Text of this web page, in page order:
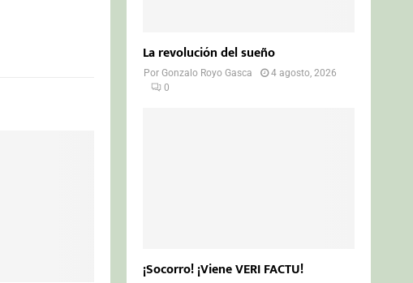
La revolución del sueño
PorGonzalo Royo Gasca
4 agosto, 2026
0
¡Socorro! ¡Viene VERI FACTU!